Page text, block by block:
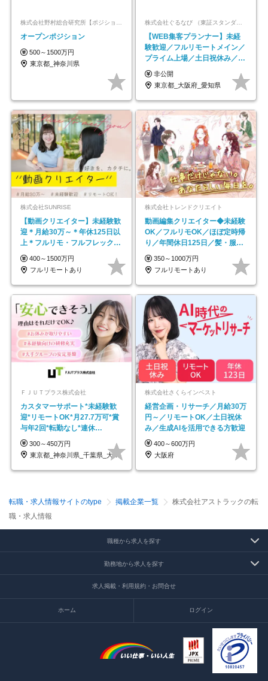
オープンポジション
500～1500万円
東京都_神奈川県
株式会社ぐるなび （東証スタンダード上場）
【WEB集客プランナー】未経
験歓迎／フルリモートメイン／
プライム上場／土日祝休み／東
京・大阪・名古屋
非公開
東京都_大阪府_愛知県
株式会社SUNRISE
【動画クリエイター】未経験歓
迎＊月給30万～＊年休125日以
上＊フルリモ・フルフレックス
◆10名の採用が決定◆
400～1500万円
フルリモートあり
株式会社トレンドクリエイト
動画編集クリエイター◆未経験
OK／フルリモOK／ほぼ定時帰
り／年間休日125日／髪・服・
ネイル自由／副業OK
350～1000万円
フルリモートあり
ＦＪＵＴプラス株式会社
カスタマーサポート*未経験歓
迎*リモートOK*月27.7万可*賞
与年2回*転勤なし*連休
OK/ZE010232
300～450万円
東京都_神奈川県_千葉県_大阪府_愛知県…
株式会社さくらインベスト
経営企画・リサーチ／月給30万
円～／リモートOK／土日祝休
み／生成AIを活用できる方歓迎
400～600万円
大阪府
転職・求人情報サイトのtype 掲載企業一覧
株式会社アストラックの転
職・求人情報
職種から求人を探す
勤務地から求人を探す
求人掲載・利用規約・お問合せ
ホーム ログイン